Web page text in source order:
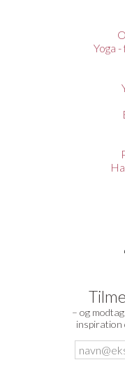
Yoga
– og
inspiration